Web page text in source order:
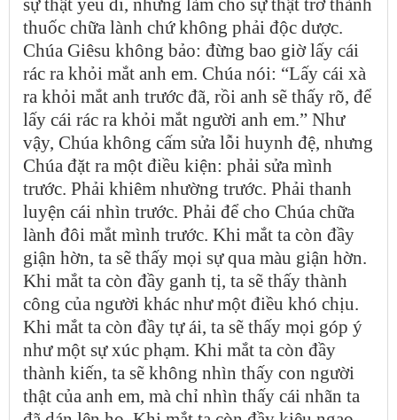
sự thật yếu đi, nhưng làm cho sự thật trở thành
thuốc chữa lành chứ không phải độc dược.
Chúa Giêsu không bảo: đừng bao giờ lấy cái
rác ra khỏi mắt anh em. Chúa nói: “Lấy cái xà
ra khỏi mắt anh trước đã, rồi anh sẽ thấy rõ, để
lấy cái rác ra khỏi mắt người anh em.” Như
vậy, Chúa không cấm sửa lỗi huynh đệ, nhưng
Chúa đặt ra một điều kiện: phải sửa mình
trước. Phải khiêm nhường trước. Phải thanh
luyện cái nhìn trước. Phải để cho Chúa chữa
lành đôi mắt mình trước. Khi mắt ta còn đầy
giận hờn, ta sẽ thấy mọi sự qua màu giận hờn.
Khi mắt ta còn đầy ganh tị, ta sẽ thấy thành
công của người khác như một điều khó chịu.
Khi mắt ta còn đầy tự ái, ta sẽ thấy mọi góp ý
như một sự xúc phạm. Khi mắt ta còn đầy
thành kiến, ta sẽ không nhìn thấy con người
thật của anh em, mà chỉ nhìn thấy cái nhãn ta